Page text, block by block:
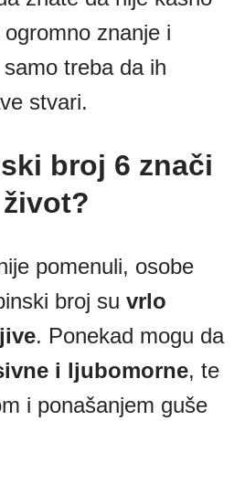
znanje i
treba da ih
stvari.
broj 6 znači
pomenuli, osobe
broj su vrlo
. Ponekad mogu da
i ljubomorne, te
i ponašanjem guše